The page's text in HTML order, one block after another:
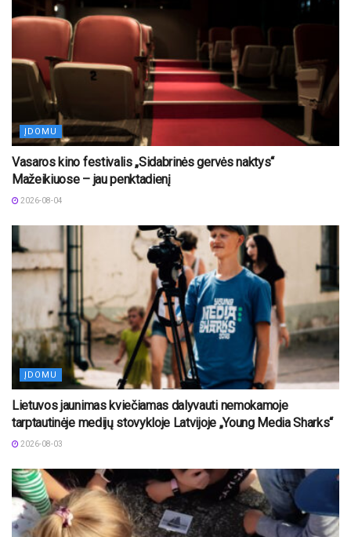
ĮDOMU
Vasaros kino festivalis „Sidabrinės gervės naktys“
Mažeikiuose – jau penktadienį
2026-08-04
ĮDOMU
Lietuvos jaunimas kviečiamas dalyvauti nemokamoje
tarptautinėje medijų stovykloje Latvijoje „Young Media Sharks“
2026-08-03